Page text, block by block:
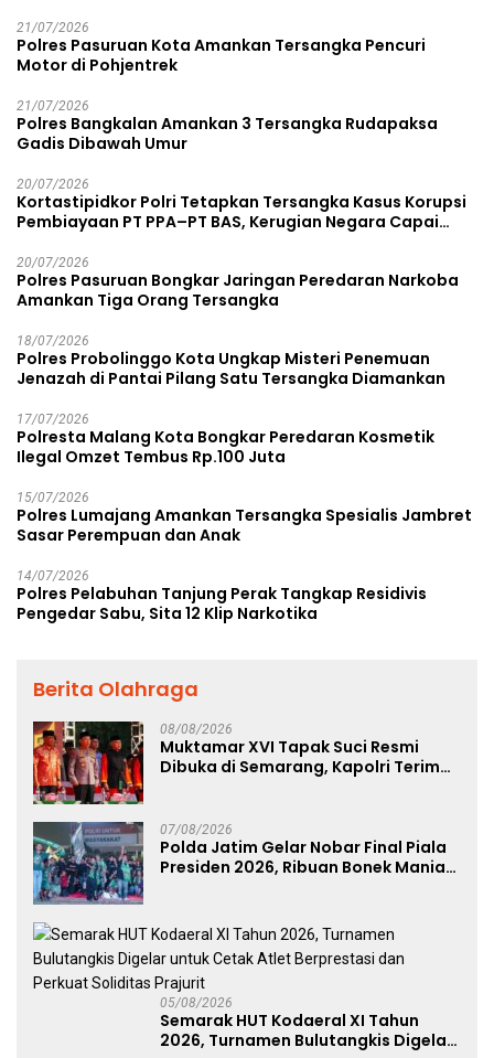
21/07/2026
Polres Pasuruan Kota Amankan Tersangka Pencuri
Motor di Pohjentrek
21/07/2026
Polres Bangkalan Amankan 3 Tersangka Rudapaksa
Gadis Dibawah Umur
20/07/2026
Kortastipidkor Polri Tetapkan Tersangka Kasus Korupsi
Pembiayaan PT PPA–PT BAS, Kerugian Negara Capai
20/07/2026
Polres Pasuruan Bongkar Jaringan Peredaran Narkoba
Amankan Tiga Orang Tersangka
18/07/2026
Polres Probolinggo Kota Ungkap Misteri Penemuan
Jenazah di Pantai Pilang Satu Tersangka Diamankan
17/07/2026
Polresta Malang Kota Bongkar Peredaran Kosmetik
Ilegal Omzet Tembus Rp.100 Juta
15/07/2026
Polres Lumajang Amankan Tersangka Spesialis Jambret
Sasar Perempuan dan Anak
14/07/2026
Polres Pelabuhan Tanjung Perak Tangkap Residivis
Pengedar Sabu, Sita 12 Klip Narkotika
Berita Olahraga
08/08/2026
Muktamar XVI Tapak Suci Resmi
Dibuka di Semarang, Kapolri Terima
07/08/2026
Polda Jatim Gelar Nobar Final Piala
Presiden 2026, Ribuan Bonek Mania
05/08/2026
Semarak HUT Kodaeral XI Tahun
2026, Turnamen Bulutangkis Digelar